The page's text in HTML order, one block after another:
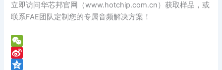
立即访问华芯邦官网（www.hotchip.com.cn）获取样品，或
联系FAE团队定制您的专属音频解决方案！
W
e
S